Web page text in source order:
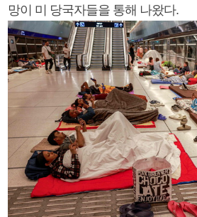
망이 미 당국자들을 통해 나왔다.